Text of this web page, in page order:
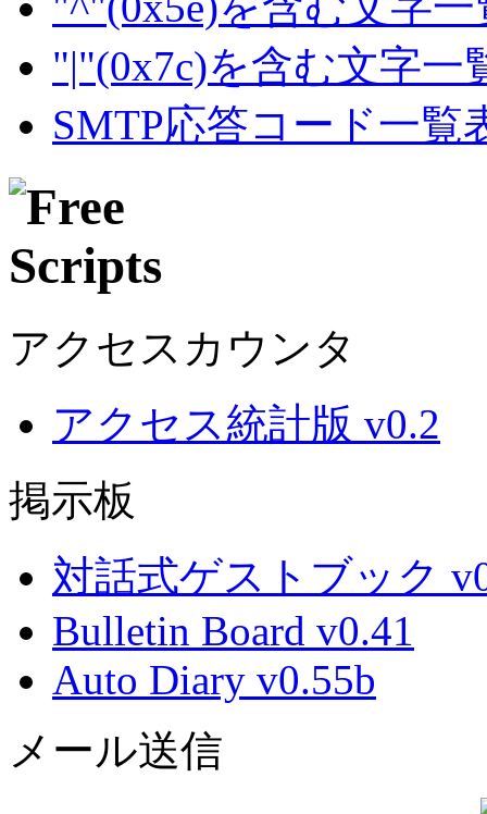
"|"(0x7c)を含む文字一
SMTP応答コード一覧
アクセスカウンタ
アクセス統計版 v0.2
掲示板
対話式ゲストブック
Bulletin Board v0.41
Auto Diary v0.55b
メール送信